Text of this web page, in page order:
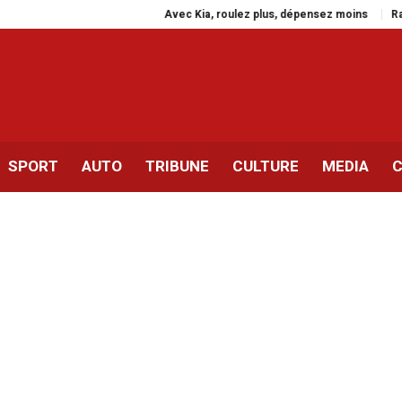
Avec Kia, roulez plus, dépensez moins
SPORT AUTO TRIBUNE CULTURE MEDIA